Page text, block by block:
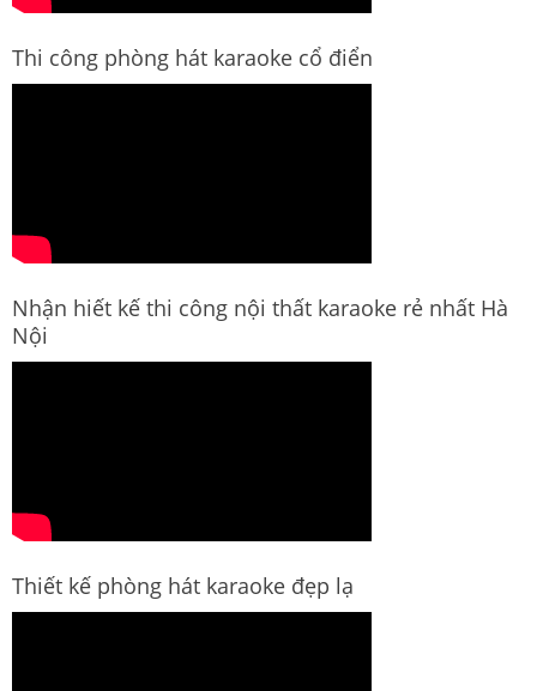
Thi công phòng hát karaoke cổ điển
Nhận hiết kế thi công nội thất karaoke rẻ nhất Hà
Nội
Thiết kế phòng hát karaoke đẹp lạ